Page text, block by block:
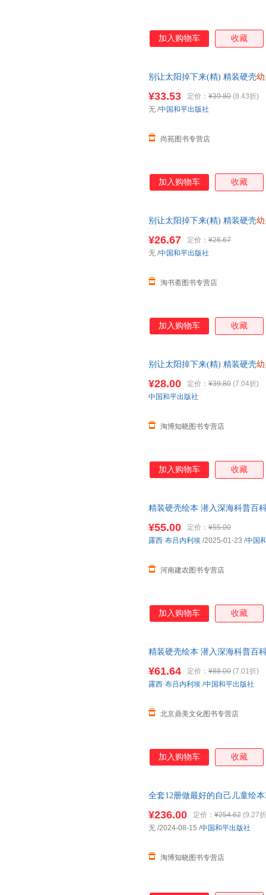
加入购物车 收藏
别让太阳掉下来(精) 精装硬壳
【让您无忧购物】
¥33.53 定价： ¥39.80 (8.43折)
尚苑图书专营店
无 /中国和平出版社
加入购物车 收藏
别让太阳掉下来(精) 精装硬壳
¥26.67 定价： ¥26.67
淘书斋图书专营店
无 /中国和平出版社
加入购物车 收藏
别让太阳掉下来(精) 精装硬壳
¥28.00 定价： ¥39.80 (7.04折)
淘博知晓图书专营店
中国和平出版社
加入购物车 收藏
精装硬壳绘本 潜入深海科普百
¥55.00 定价： ¥55.00
河南建农图书专营店
露西·布吕内利埃 /2025-01-23 /中国
加入购物车 收藏
精装硬壳绘本 潜入深海科普百
¥61.64 定价： ¥88.00 (7.01折)
北京鼎美文化图书专营店
露西·布吕内利埃 /中国和平出版社
加入购物车 收藏
全套12册做最好的自己儿童绘
¥236.00 定价： ¥254.62 (9.27
淘博知晓图书专营店
无 /2024-08-15 /中国和平出版社